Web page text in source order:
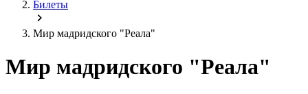
Билеты
Мир мадридского "Реала"
Мир мадридского "Реала"